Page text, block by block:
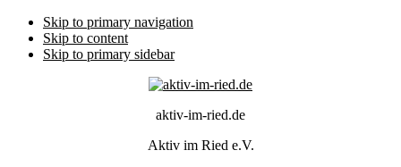
Skip to primary navigation
Skip to content
Skip to primary sidebar
aktiv-im-ried.de
Aktiv im Ried e.V.